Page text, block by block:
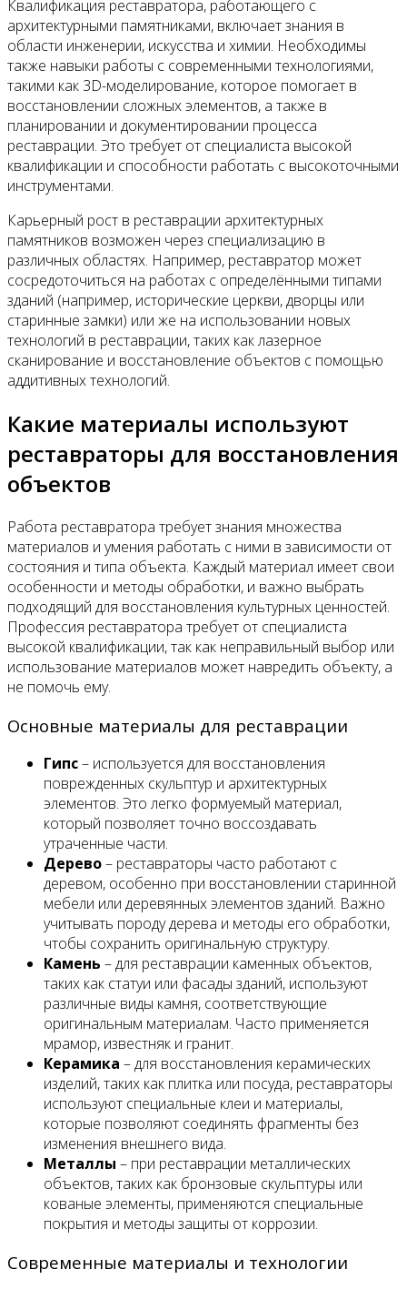
Квалификация реставратора, работающего с
архитектурными памятниками, включает знания в
области инженерии, искусства и химии. Необходимы
также навыки работы с современными технологиями,
такими как 3D-моделирование, которое помогает в
восстановлении сложных элементов, а также в
планировании и документировании процесса
реставрации. Это требует от специалиста высокой
квалификации и способности работать с высокоточными
инструментами.
Карьерный рост в реставрации архитектурных
памятников возможен через специализацию в
различных областях. Например, реставратор может
сосредоточиться на работах с определёнными типами
зданий (например, исторические церкви, дворцы или
старинные замки) или же на использовании новых
технологий в реставрации, таких как лазерное
сканирование и восстановление объектов с помощью
аддитивных технологий.
Какие материалы используют
реставраторы для восстановления
объектов
Работа реставратора требует знания множества
материалов и умения работать с ними в зависимости от
состояния и типа объекта. Каждый материал имеет свои
особенности и методы обработки, и важно выбрать
подходящий для восстановления культурных ценностей.
Профессия реставратора требует от специалиста
высокой квалификации, так как неправильный выбор или
использование материалов может навредить объекту, а
не помочь ему.
Основные материалы для реставрации
Гипс– используется для восстановления
поврежденных скульптур и архитектурных
элементов. Это легко формуемый материал,
который позволяет точно воссоздавать
утраченные части.
Дерево– реставраторы часто работают с
деревом, особенно при восстановлении старинной
мебели или деревянных элементов зданий. Важно
учитывать породу дерева и методы его обработки,
чтобы сохранить оригинальную структуру.
Камень – для реставрации каменных объектов,
таких как статуи или фасады зданий, используют
различные виды камня, соответствующие
оригинальным материалам. Часто применяется
мрамор, известняк и гранит.
Керамика – для восстановления керамических
изделий, таких как плитка или посуда, реставраторы
используют специальные клеи и материалы,
которые позволяют соединять фрагменты без
изменения внешнего вида.
Металлы – при реставрации металлических
объектов, таких как бронзовые скульптуры или
кованые элементы, применяются специальные
покрытия и методы защиты от коррозии.
Современные материалы и технологии